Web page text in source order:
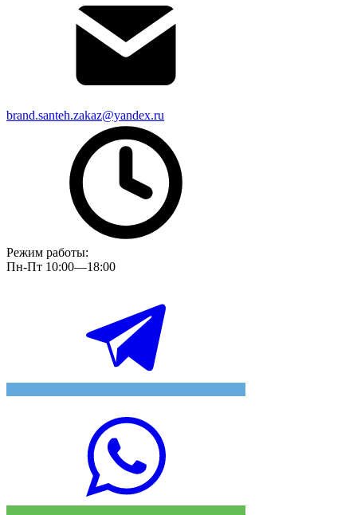
brand.santeh.zakaz@yandex.ru
Режим работы:
Пн-Пт 10:00—18:00